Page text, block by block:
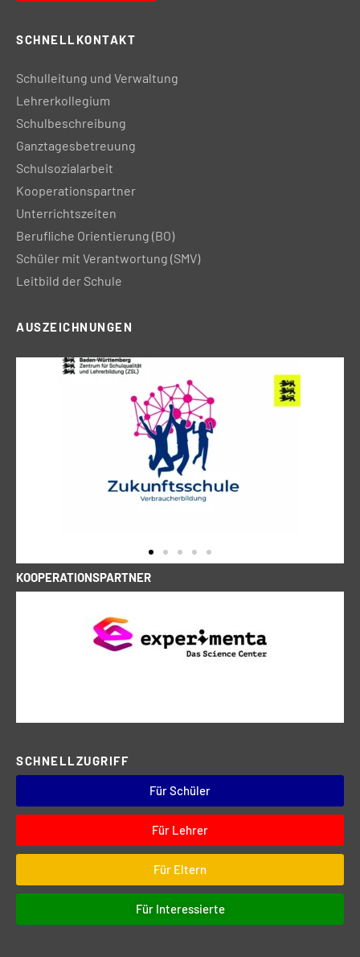
SCHNELLKONTAKT
Schulleitung und Verwaltung
Lehrerkollegium
Schulbeschreibung
Ganztagesbetreuung
Schulsozialarbeit
Kooperationspartner
Unterrichtszeiten
Berufliche Orientierung (BO)
Schüler mit Verantwortung (SMV)
Leitbild der Schule
AUSZEICHNUNGEN
KOOPERATIONSPARTNER
SCHNELLZUGRIFF
Für Schüler
Für Lehrer
Für Eltern
Für Interessierte